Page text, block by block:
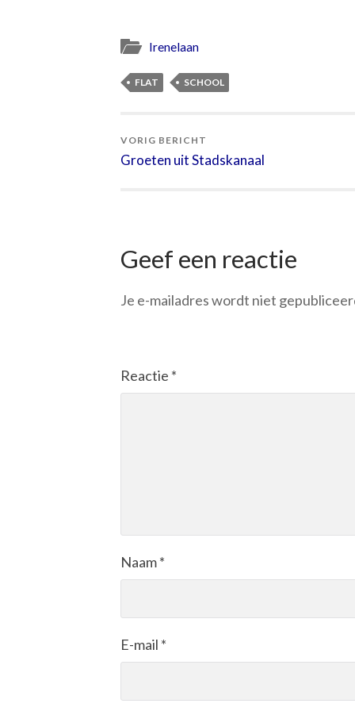
Irenelaan
FLAT SCHOOL
VORIG BERICHT
Groeten uit Stadskanaal
Geef een reactie
Je e-mailadres wordt niet
Reactie *
Naam*
E-mail *